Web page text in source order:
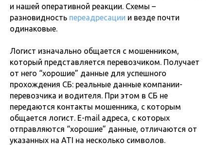
и нашей оперативной реакции. Схемы –
разновидность переадресации и везде почти
одинаковые.
Логист изначально общается с мошенником,
который представляется перевозчиком. Получает
от него “хорошие” данные для успешного
прохождения СБ: реальные данные компании-
перевозчика и водителя. При этом в СБ не
передаются контакты мошенника, с которым
общается логист. E-mail адреса, с которых
отправляются “хорошие” данные, отличаются от
указанных на ATI на несколько символов.